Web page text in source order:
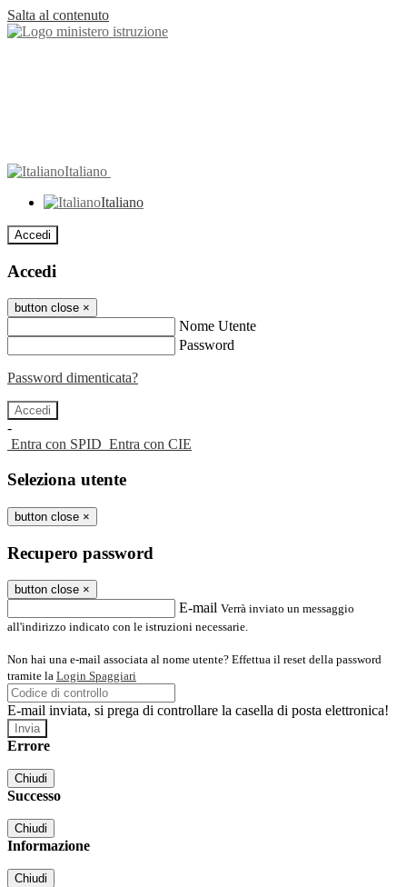
Salta al contenuto
Italiano
Italiano
Accedi
Accedi
button close ×
Nome Utente
Password
Password dimenticata?
-
Entra con SPID Entra con CIE
Seleziona utente
button close ×
Recupero password
button close ×
E-mail Verrà inviato un messaggio
all'indirizzo indicato con le istruzioni necessarie.
Non hai una e-mail associata al nome utente? Effettua il reset della password
tramite la Login Spaggiari
E-mail inviata, si prega di controllare la casella di posta elettronica!
Errore
Chiudi
Successo
Chiudi
Informazione
Chiudi